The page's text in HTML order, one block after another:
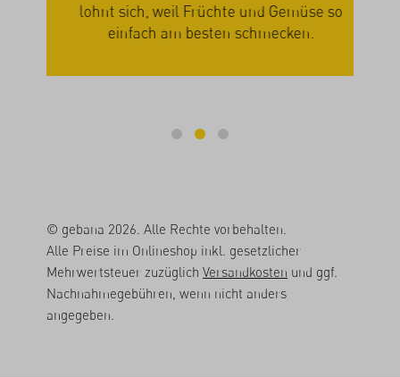
lohnt sich, weil Früchte und Gemüse so
einfach am besten schmecken.
© gebana 2026. Alle Rechte vorbehalten.
Alle Preise im Onlineshop inkl. gesetzlicher
Mehrwertsteuer zuzüglich Versandkosten und ggf.
Nachnahmegebühren, wenn nicht anders
angegeben.